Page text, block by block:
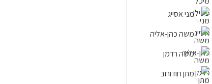
מני אסייג
משה כהן-אליה
משה רדמן
מתן חודורוב